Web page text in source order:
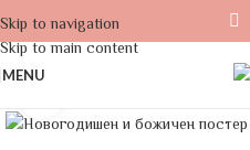
Skip to navigation
Skip to main content
MENU